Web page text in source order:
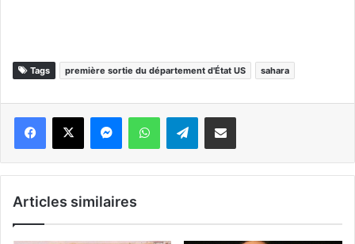
Tags première sortie du département d'État US sahara
WhatsApp Telegram
Articles similaires